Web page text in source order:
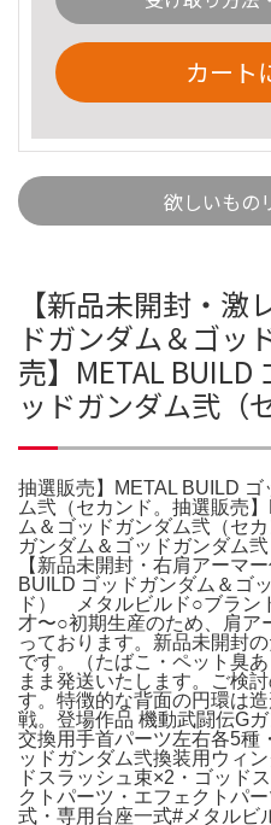
カート
欲しいもの
【新品未開封・激
ドガンダム＆ゴッ
売】METAL
ッドガンダム弐（
抽選販売】METAL BUILD
ム弐（セカンド。抽選販売
ム＆ゴッドガンダム弐（セ
ガンダム＆ゴッドガンダム
【新品未開封・右肩アーマ
BUILD ゴッドガンダム＆ゴ
ド） メタルビルド○ブラン
才〜○初期生産のため、肩ア
っております。新品未開封
です。（たばこ・ペット臭
まま発送いたします。ご検
す。特徴的な背面の円環は
戦。登場作品 機動武闘伝G
交換用手首パーツ左右各5種
ッドガンダム弐換装用ウィ
ドスラッシュ束×2・ゴッド
クトパーツ・エフェクトパ
式・専用台座一式#メタルビ